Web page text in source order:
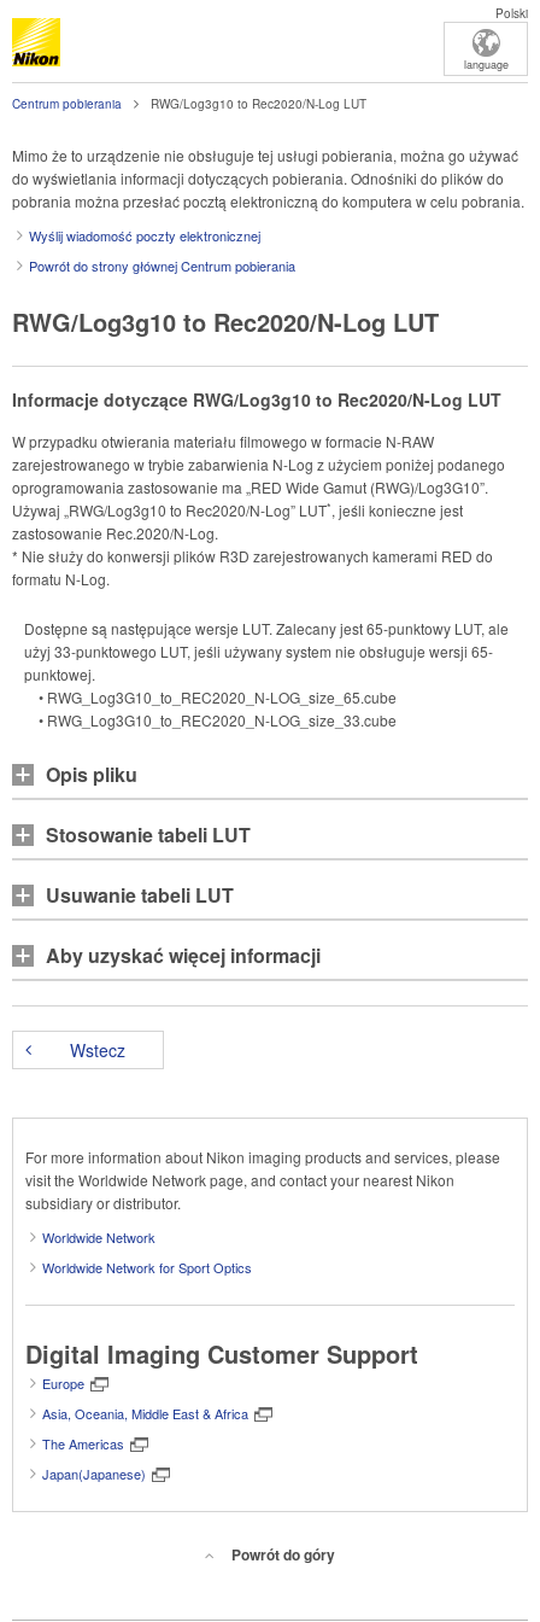
Polski
language
Centrum pobierania RWG/Log3g10 to Rec2020/N-Log LUT
Mimo że to urządzenie nie obsługuje tej usługi pobierania, można go używać
do wyświetlania informacji dotyczących pobierania. Odnośniki do plików do
pobrania można przesłać pocztą elektroniczną do komputera w celu pobrania.
Wyślij wiadomość poczty elektronicznej
Powrót do strony głównej Centrum pobierania
RWG/Log3g10 to Rec2020/N-Log LUT
Informacje dotyczące RWG/Log3g10 to Rec2020/N-Log LUT
W przypadku otwierania materiału filmowego w formacie N-RAW
zarejestrowanego w trybie zabarwienia N-Log z użyciem poniżej podanego
oprogramowania zastosowanie ma „RED Wide Gamut (RWG)/Log3G10”.
Używaj „RWG/Log3g10 to Rec2020/N-Log” LUT*, jeśli konieczne jest
zastosowanie Rec.2020/N-Log.
* Nie służy do konwersji plików R3D zarejestrowanych kamerami RED do
formatu N-Log.
Dostępne są następujące wersje LUT. Zalecany jest 65-punktowy LUT, ale
użyj 33-punktowego LUT, jeśli używany system nie obsługuje wersji 65-
punktowej.
• RWG_Log3G10_to_REC2020_N-LOG_size_65.cube
• RWG_Log3G10_to_REC2020_N-LOG_size_33.cube
Opis pliku
Stosowanie tabeli LUT
Usuwanie tabeli LUT
Aby uzyskać więcej informacji
Wstecz
For more information about Nikon imaging products and services, please
visit the Worldwide Network page, and contact your nearest Nikon
subsidiary or distributor.
Worldwide Network
Worldwide Network for Sport Optics
Digital Imaging Customer Support
Europe
Asia, Oceania, Middle East & Africa
The Americas
Japan(Japanese)
Powrót do góry